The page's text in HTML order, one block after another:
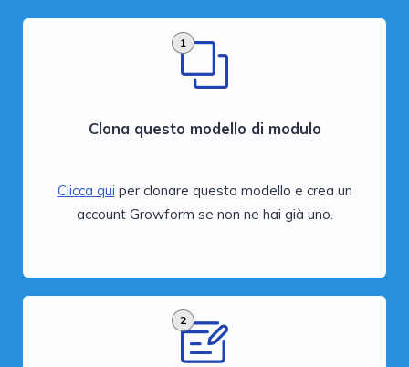
1
Clona questo modello di modulo
Clicca qui per clonare questo modello e crea un
account Growform se non ne hai già uno.
2